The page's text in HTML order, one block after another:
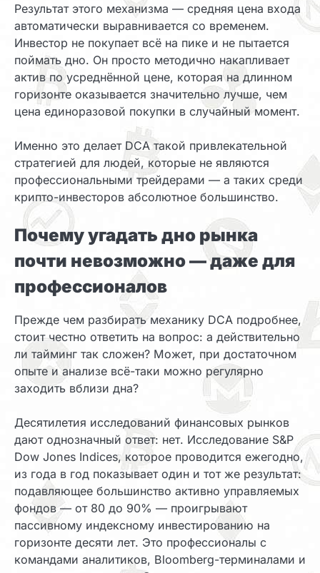
Результат этого механизма — средняя цена входа
автоматически выравнивается со временем.
Инвестор не покупает всё на пике и не пытается
поймать дно. Он просто методично накапливает
актив по усреднённой цене, которая на длинном
горизонте оказывается значительно лучше, чем
цена единоразовой покупки в случайный момент.
Именно это делает DCA такой привлекательной
стратегией для людей, которые не являются
профессиональными трейдерами — а таких среди
крипто-инвесторов абсолютное большинство.
Почему угадать дно рынка
почти невозможно — даже для
профессионалов
Прежде чем разбирать механику DCA подробнее,
стоит честно ответить на вопрос: а действительно
ли тайминг так сложен? Может, при достаточном
опыте и анализе всё-таки можно регулярно
заходить вблизи дна?
Десятилетия исследований финансовых рынков
дают однозначный ответ: нет. Исследование S&P
Dow Jones Indices, которое проводится ежегодно,
из года в год показывает один и тот же результат:
подавляющее большинство активно управляемых
фондов — от 80 до 90% — проигрывают
пассивному индексному инвестированию на
горизонте десяти лет. Это профессионалы с
командами аналитиков, Bloomberg-терминалами и